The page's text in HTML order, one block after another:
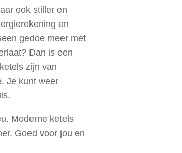
ook stiller en
en
gedoe meer met
Dan is een
zijn van
Je kunt weer
Moderne ketels
Goed voor jou en